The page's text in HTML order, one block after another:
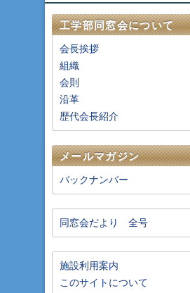
工学部同窓会について
会長挨拶
組織
会則
沿革
歴代会長紹介
メールマガジン
バックナンバー
同窓会だより 全号
施設利用案内
このサイトについて